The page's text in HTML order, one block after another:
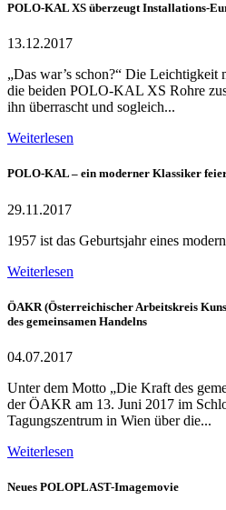
POLO-KAL XS überzeugt Installations-
13.12.2017
„Das war’s schon?“ Die
die beiden POLO-KAL XS Rohre
ihn überrascht und sogleich...
Weiterlesen
POLO-KAL – ein moderner Klassiker
29.11.2017
1957 ist das Geburtsjahr eines
Weiterlesen
ÖAKR (Österreichischer Arbeitskreis
des gemeinsamen Handelns
04.07.2017
Unter dem Motto „Die Kraft des
der ÖAKR am 13. Juni 2017 im
Tagungszentrum in Wien über die...
Weiterlesen
Neues POLOPLAST-Imagemovie